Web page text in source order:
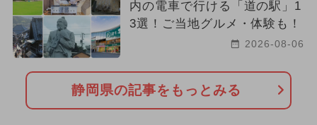
内の電車で行ける「道の駅」1
3選！ご当地グルメ・体験も！
2026-08-06
静岡県の記事をもっとみる